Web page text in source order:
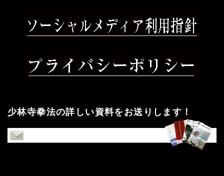
少林寺拳法の詳しい資料をお送りします！